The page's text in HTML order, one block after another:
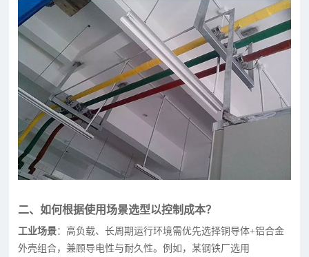
二、如何根据使用场景选型以控制成本？
工业场景：高负载、长周期运行环境需优先选择铜导体+铝合金
外壳组合，兼顾导电性与耐久性。例如，某钢铁厂选用